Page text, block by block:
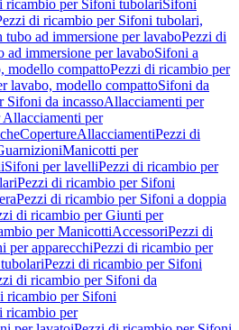
ricambio per Sifoni tubolariSifoni
di ricambio per Sifoni tubolari,
tubo ad immersione per lavaboPezzi di
immersione per lavaboSifoni a
modello compattoPezzi di ricambio per
lavabo, modello compattoSifoni da
Sifoni da incassoAllacciamenti per
per
CopertureAllacciamentiPezzi di
Manicotti per
Sifoni per lavelliPezzi di ricambio per
Pezzi di ricambio per Sifoni
Pezzi di ricambio per Sifoni a doppia
di ricambio per Giunti per
per ManicottiAccessoriPezzi di
per apparecchiPezzi di ricambio per
Pezzi di ricambio per Sifoni
di ricambio per Sifoni da
ricambio per Sifoni
ricambio per